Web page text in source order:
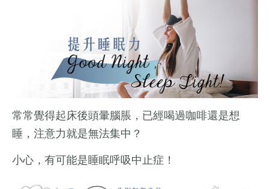
常常覺得起床後頭暈腦脹，已經喝過咖啡還是想
睡，注意力就是無法集中？
小心，有可能是睡眠呼吸中止症！